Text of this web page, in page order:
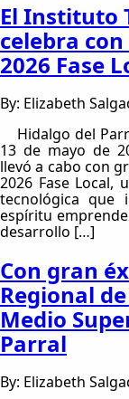
El Instituto
celebra con
2026 Fase
By: Elizabeth
Hidalgo del
13 de mayo de
llevó a cabo con
2026 Fase Local,
tecnológica que
espíritu
desarrollo […]
Con gran
Regional
Medio
Parral
By: Elizabeth